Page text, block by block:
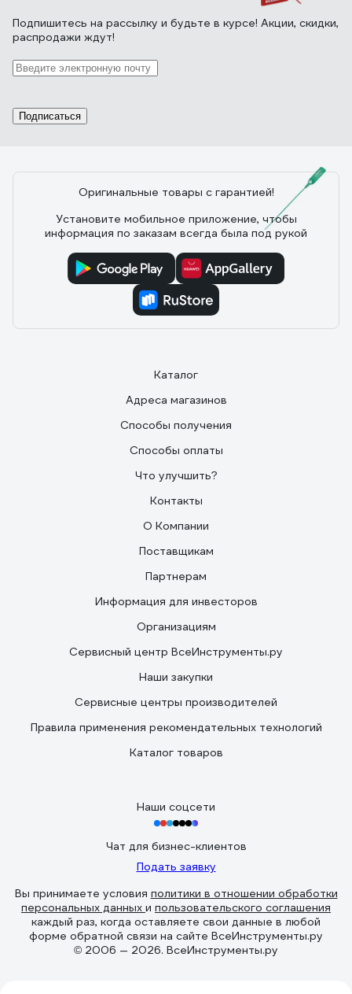
мм красная 07-6131
Илфак Л.
Держит замок пломбы хорошо.
9 отзывов
Отзыв о номерной пломбе ЕВРОПАРТНЕР
150мм 0006 D3
Подпишитесь на рассылку и будьте в курсе! Акции, скидки,
распродажи ждут!
Подписаться
Оригинальные товары с гарантией!
Установите мобильное приложение, чтобы
информация по заказам всегда была под рукой
Каталог
Адреса магазинов
Способы получения
Способы оплаты
Что улучшить?
Контакты
О Компании
Поставщикам
Партнерам
Информация для инвесторов
Организациям
Сервисный центр ВсеИнструменты.ру
Наши закупки
Сервисные центры производителей
Правила применения рекомендательных технологий
Каталог товаров
Наши соцсети
Чат для бизнес-клиентов
Подать заявку
Вы принимаете условия политики в отношении обработки
персональных данных и пользовательского соглашения
каждый раз, когда оставляете свои данные в любой
форме обратной связи на сайте ВсеИнструменты.ру
© 2006 — 2026. ВсеИнструменты.ру